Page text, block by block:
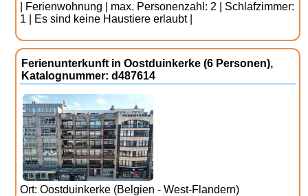
| Ferienwohnung | max. Personenzahl: 2 | Schlafzimmer:
1 | Es sind keine Haustiere erlaubt |
Ferienunterkunft in Oostduinkerke (6 Personen),
Katalognummer: d487614
Ort: Oostduinkerke (Belgien - West-Flandern)